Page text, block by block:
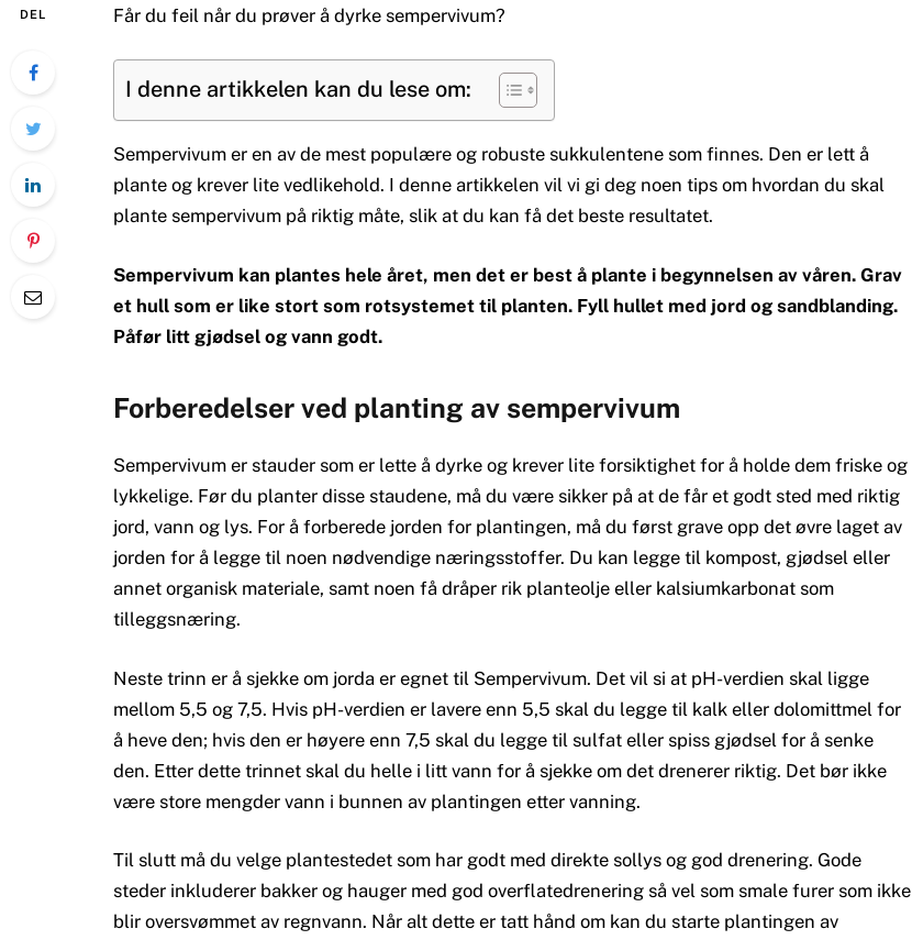
DEL Får du feil når du prøver å dyrke sempervivum?
I denne artikkelen kan du lese om:
Sempervivum er en av de mest populære og robuste sukkulentene som finnes. Den er lett å
plante og krever lite vedlikehold. I denne artikkelen vil vi gi deg noen tips om hvordan du skal
plante sempervivum på riktig måte, slik at du kan få det beste resultatet.
Sempervivum kan plantes hele året, men det er best å plante i begynnelsen av våren. Grav
et hull som er like stort som rotsystemet til planten. Fyll hullet med jord og sandblanding.
Påfør litt gjødsel og vann godt.
Forberedelser ved planting av sempervivum
Sempervivum er stauder som er lette å dyrke og krever lite forsiktighet for å holde dem friske og
lykkelige. Før du planter disse staudene, må du være sikker på at de får et godt sted med riktig
jord, vann og lys. For å forberede jorden for plantingen, må du først grave opp det øvre laget av
jorden for å legge til noen nødvendige næringsstoffer. Du kan legge til kompost, gjødsel eller
annet organisk materiale, samt noen få dråper rik planteolje eller kalsiumkarbonat som
tilleggsnæring.
Neste trinn er å sjekke om jorda er egnet til Sempervivum. Det vil si at pH-verdien skal ligge
mellom 5,5 og 7,5. Hvis pH-verdien er lavere enn 5,5 skal du legge til kalk eller dolomittmel for
å heve den; hvis den er høyere enn 7,5 skal du legge til sulfat eller spiss gjødsel for å senke
den. Etter dette trinnet skal du helle i litt vann for å sjekke om det drenerer riktig. Det bør ikke
være store mengder vann i bunnen av plantingen etter vanning.
Til slutt må du velge plantestedet som har godt med direkte sollys og god drenering. Gode ​​
steder inkluderer bakker og hauger med god overflatedrenering så vel som smale furer som ikke
blir oversvømmet av regnvann. Når alt dette er tatt hånd om kan du starte plantingen av